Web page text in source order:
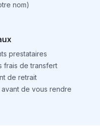
nom)
prestataires
frais de transfert
de retrait
de vous rendre